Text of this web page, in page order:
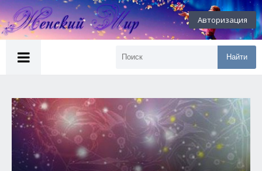
Авторизация
Найти